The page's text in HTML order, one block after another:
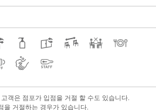
객은 점포가 입점을 거절 할 수도 있습니다.
을 거절하는 경우가 있습니다.